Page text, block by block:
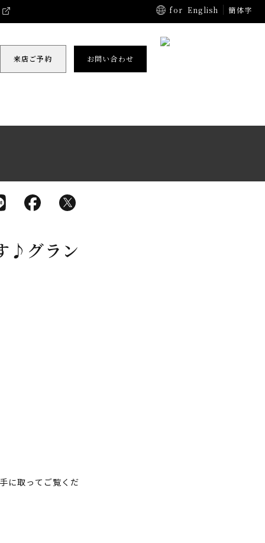
for English 簡体字
来店ご予約 お問い合わせ
♪グラン
に取ってご覧くだ